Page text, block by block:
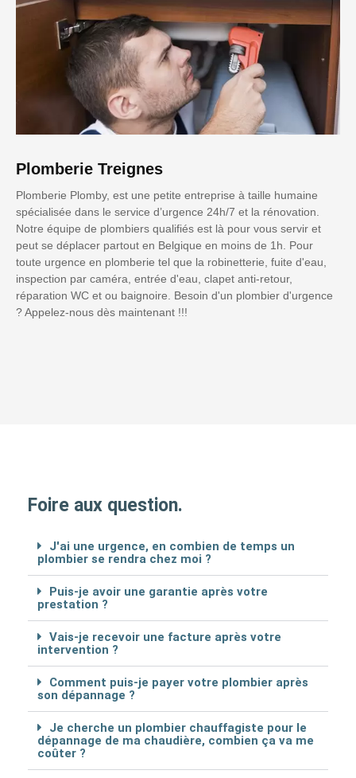
Plomberie Treignes
Plomberie Plomby, est une petite entreprise à taille humaine
spécialisée dans le service d’urgence 24h/7 et la rénovation.
Notre équipe de plombiers qualifiés est là pour vous servir et
peut se déplacer partout en Belgique en moins de 1h. Pour
toute urgence en plomberie tel que la robinetterie, fuite d'eau,
inspection par caméra, entrée d'eau, clapet anti-retour,
réparation WC et ou baignoire. Besoin d'un plombier d'urgence
? Appelez-nous dès maintenant !!!
Foire aux question.
J'ai une urgence, en combien de temps un
plombier se rendra chez moi ?
Puis-je avoir une garantie après votre
prestation ?
Vais-je recevoir une facture après votre
intervention ?
Comment puis-je payer votre plombier après
son dépannage ?
Je cherche un plombier chauffagiste pour le
dépannage de ma chaudière, combien ça va me
coûter ?